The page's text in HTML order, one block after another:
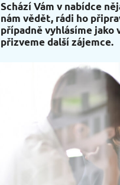
Schází Vám v nabídce
nám vědět, rádi ho
případně vyhlásíme jako
přizveme další zájemce.